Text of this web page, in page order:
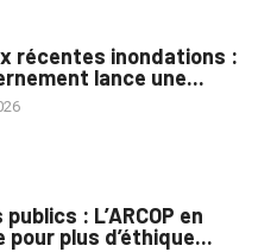
récentes inondations :
lance une...
: L’ARCOP en
pour plus d’éthique...